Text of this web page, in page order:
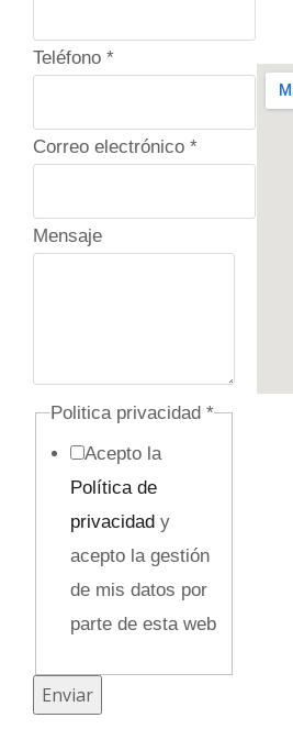
Teléfono *
Correo electrónico *
e
m
p
Mensaje
Politica privacidad *
Acepto la
Política de
privacidady
acepto la gestión
de mis datos por
parte de esta web
Enviar